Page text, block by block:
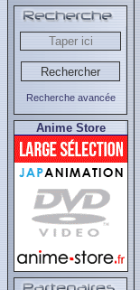
Recherche avancée
Anime Store